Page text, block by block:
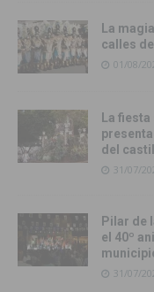
La
calles
01/08/
La
del
31/07/
Pilar de
el 40º
31/07/